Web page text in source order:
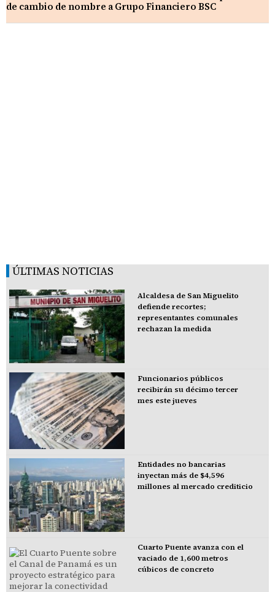
de cambio de nombre a Grupo Financiero BSC
ÚLTIMAS NOTICIAS
Alcaldesa de San Miguelito
defiende recortes;
representantes comunales
rechazan la medida
Funcionarios públicos
recibirán su décimo tercer
mes este jueves
Entidades no bancarias
inyectan más de $4,596
millones al mercado crediticio
Cuarto Puente avanza con el
vaciado de 1,600 metros
cúbicos de concreto